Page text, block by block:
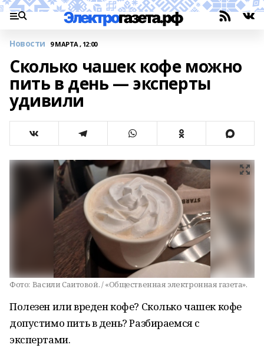
Новости 9 МАРТА , 12:00
Сколько чашек кофе можно
пить в день — эксперты
удивили
Фото: Васили Саитовой. / «Общественная электронная газета».
Полезен или вреден кофе? Сколько чашек кофе
допустимо пить в день? Разбираемся с
экспертами.